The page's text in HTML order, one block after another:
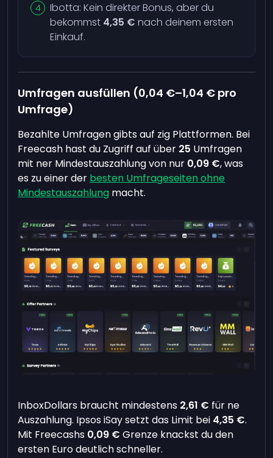
Ibotta: Kein direkter Bonus, aber du
bekommst 4,35 € nach deinem ersten
Einkauf.
Umfragen ausfüllen (0,04 €–1,04 € pro
Umfrage)
Bezahlte Umfragen gibts auf zig Plattformen. Bei
Freecash hast du Zugriff auf über 25 Umfragen
mit ner Mindestauszahlung von nur 0,09 €, was
es zu einer der besten Umfrageseiten ohne
Mindestauszahlung macht.
InboxDollars braucht mindestens 2,61 € für ne
Auszahlung. Ipsos iSay setzt das Limit bei 4,35 €.
Mit Freecashs 0,09 € Grenze knackst du den
ersten Euro deutlich schneller.